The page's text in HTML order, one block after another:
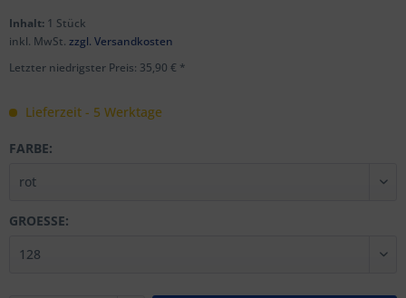
Inhalt: 1 Stück
inkl. MwSt. zzgl. Versandkosten
Letzter niedrigster Preis: 35,90 € *
Lieferzeit - 5 Werktage
FARBE:
GROESSE: